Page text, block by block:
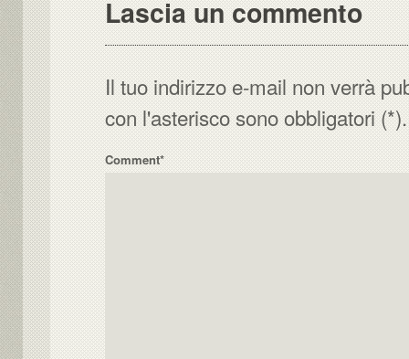
Lascia un commento
Il tuo indirizzo e-mail non verrà
con l'asterisco sono obbligatori (*).
Comment*